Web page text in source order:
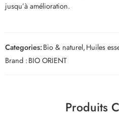
jusqu’à amélioration.
Categories:Bio & naturel,Huiles
Brand :BIO ORIENT
Produits